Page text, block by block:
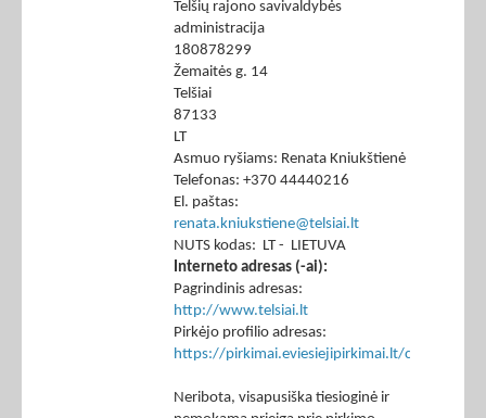
Telšių rajono savivaldybės
administracija
180878299
Žemaitės g. 14
Telšiai
87133
LT
Asmuo ryšiams: Renata Kniukštienė
Telefonas: +370 44440216
El. paštas:
renata.kniukstiene@telsiai.lt
NUTS kodas: LT - LIETUVA
Interneto adresas (-ai):
Pagrindinis adresas:
http://www.telsiai.lt
Pirkėjo profilio adresas:
https://pirkimai.eviesiejipirkimai.lt/ctm/
Neribota, visapusiška tiesioginė ir